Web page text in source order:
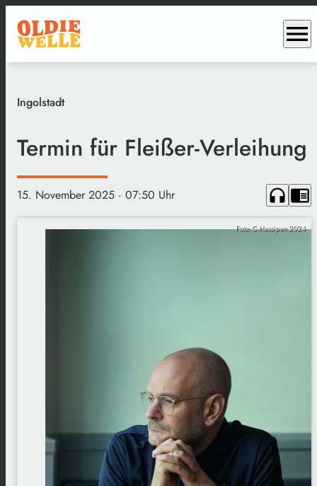
menu
Ingolstadt
Termin für Fleißer-Verleihung
15. November 2025 · 07:50 Uhr headphones chrome_reader_mode
Foto: C.Hassipen 2024